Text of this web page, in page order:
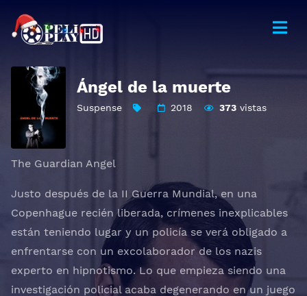
Ángel de la muerte
Suspense 2018 373vistas
The Guardian Angel
Justo después de la II Guerra Mundial, en una
Copenhague recién liberada, crímenes inexplicables
están teniendo lugar y un policía se verá obligado a
enfrentarse con un excolaborador de los nazis
experto en hipnotismo. Lo que empieza siendo una
investigación policial acaba degenerando en un juego